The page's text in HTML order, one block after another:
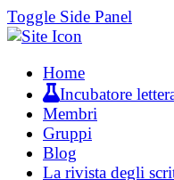
Toggle Side Panel
Home
Incubatore
Membri
Gruppi
Blog
La rivista degli